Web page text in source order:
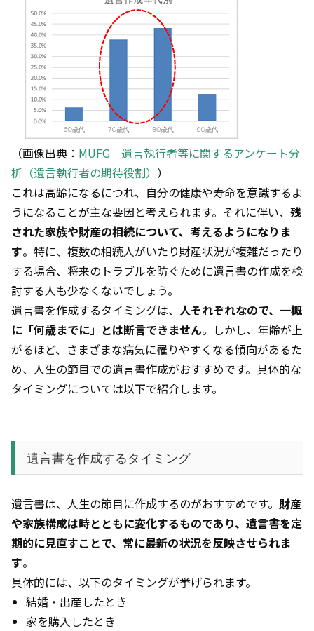
（画像出典： MUFG 遺言執行者等に関するアンケート分
析（遺言執行者の期待役割） ）
これは高齢になるにつれ、自分の健康や寿命を意識するよ
うになることが主な要因と考えられます。それに伴い、 残
された家族や財産の相続について、考えるようになりま
す。特に、複数の相続人がいたり財産状況が複雑だったり
する場合、将来のトラブルを防ぐために遺言書の作成を検
討する人も少なくないでしょう。
遺言書を作成するタイミングは、 人それぞれなので、一概
に「何歳までに」とは断言できません。しかし、年齢が上
がるほど、さまざまな病気に罹りやすくなる傾向があるた
め、人生の節目での遺言書作成がおすすめです。具体的な
タイミングについては以下で紹介します。
遺言書を作成するタイミング
遺言書は、人生の節目に作成するのがおすすめです。 財産
や家族構成は時とともに変化するものであり、遺言書を定
期的に見直すことで、常に最新の状況を反映させられま
す。
具体的には、以下のタイミングが挙げられます。
結婚・出産したとき
家を購入したとき